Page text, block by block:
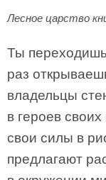
Лесное царство
Ты
раз
владельцы
в героев
свои силы в
предлагают